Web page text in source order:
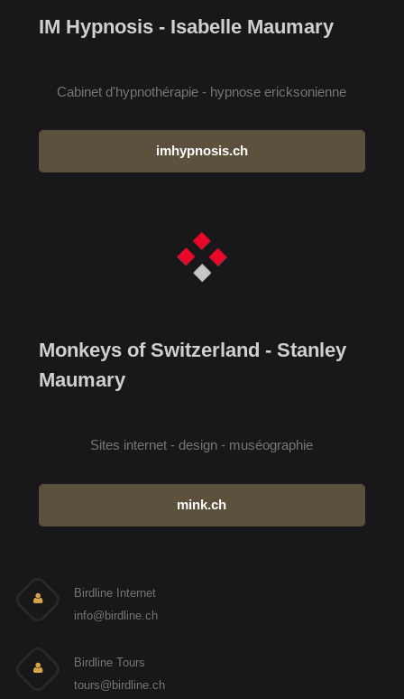
IM Hypnosis - Isabelle Maumary
Cabinet d'hypnothérapie - hypnose ericksonienne
imhypnosis.ch
Monkeys of Switzerland - Stanley
Maumary
Sites internet - design - muséographie
mink.ch
Birdline Internet
info@birdline.ch
Birdline Tours
tours@birdline.ch